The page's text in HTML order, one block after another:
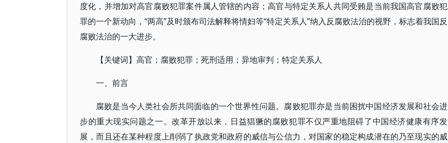
度化，并增加对高官腐败犯罪案件属人管辖的内容；高官与特定关系人共同受贿是当前我国高官腐败犯
罪的一个新动向，“两高”及时颁布司法解释将情妇等“特定关系人”纳入反腐败法治的视野，标志着我国反
腐败法治的一大进步。
【关键词】高官；腐败犯罪；死刑适用；异地审判；特定关系人
一、前言
腐败是当今人类社会所共同面临的一个世界性问题。腐败犯罪亦是当前困扰中国经济发展和社会进
步的重大现实问题之一。改革开放以来，日益猖獗的腐败犯罪不仅严重地阻碍了中国经济健康有序发
展，而且还在某种程度上削弱了执政党和政府的威信与公信力，对国家的稳定构成潜在的乃至现实的威